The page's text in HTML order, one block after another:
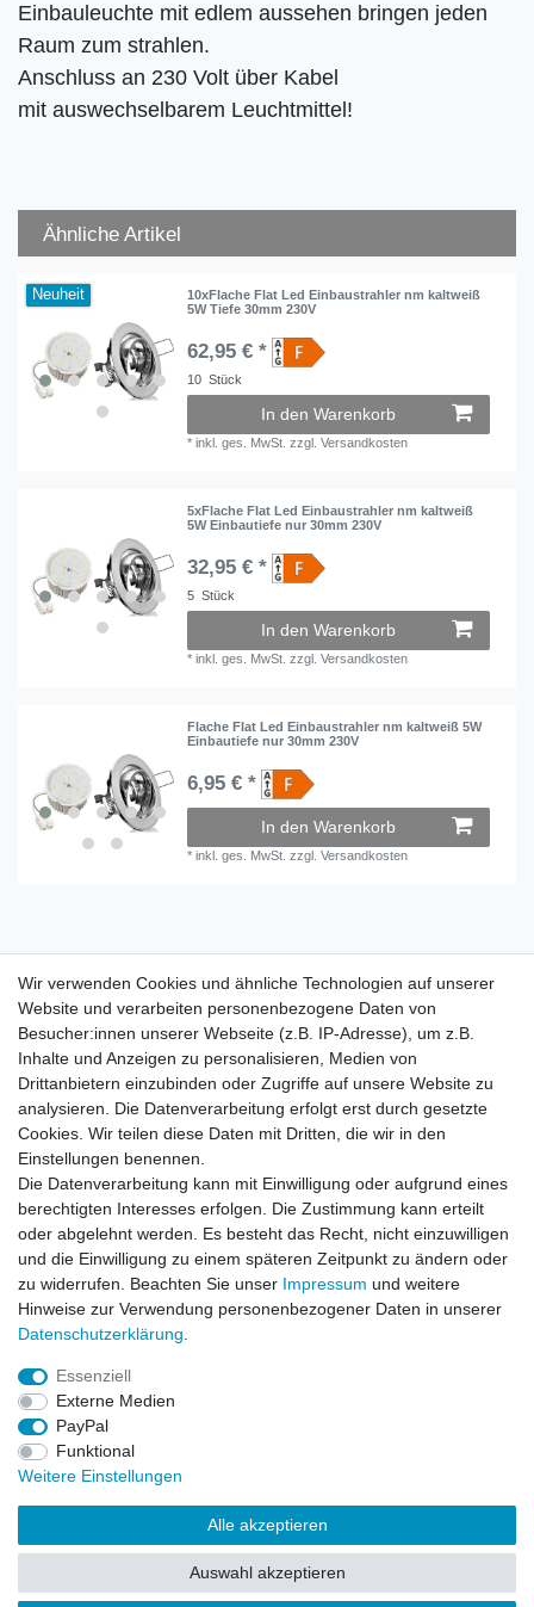
Einbauleuchte mit edlem aussehen bringen jeden
Raum zum strahlen.
Anschluss an 230 Volt über Kabel
mit auswechselbarem Leuchtmittel!
Ähnliche Artikel
Neuheit
10xFlache Flat Led Einbaustrahler nm kaltweiß
5W Tiefe 30mm 230V
62,95 € *
10 Stück
In den Warenkorb
*inkl. ges. MwSt. zzgl.Versandkosten
5xFlache Flat Led Einbaustrahler nm kaltweiß
5W Einbautiefe nur 30mm 230V
32,95 € *
5 Stück
In den Warenkorb
*inkl. ges. MwSt. zzgl.Versandkosten
Flache Flat Led Einbaustrahler nm kaltweiß 5W
Einbautiefe nur 30mm 230V
6,95 € *
In den Warenkorb
*inkl. ges. MwSt. zzgl.Versandkosten
Wir verwenden Cookies und ähnliche Technologien auf unserer
Website und verarbeiten personenbezogene Daten von
Besucher:innen unserer Webseite (z.B. IP-Adresse), um z.B.
Inhalte und Anzeigen zu personalisieren, Medien von
Drittanbietern einzubinden oder Zugriffe auf unsere Website zu
analysieren. Die Datenverarbeitung erfolgt erst durch gesetzte
Cookies. Wir teilen diese Daten mit Dritten, die wir in den
Einstellungen benennen.
Die Datenverarbeitung kann mit Einwilligung oder aufgrund eines
berechtigten Interesses erfolgen. Die Zustimmung kann erteilt
oder abgelehnt werden. Es besteht das Recht, nicht einzuwilligen
und die Einwilligung zu einem späteren Zeitpunkt zu ändern oder
zu widerrufen. Beachten Sie unser Impressum und weitere
Hinweise zur Verwendung personenbezogener Daten in unserer
Daten­schutz­erklärung
Essenziell
Externe Medien
PayPal
Funktional
Weitere Einstellungen
Alle akzeptieren
Alle ablehnen
Impressum Daten­schutz­erklärung AGB
Barrierefreiheitserklärung
Vertrag widerrufen Kontakt
Wir verwenden Cookies und ähnliche Technologien auf unserer
Website und verarbeiten personenbezogene Daten von
Besucher:innen unserer Webseite (z.B. IP-Adresse), um z.B.
Inhalte und Anzeigen zu personalisieren, Medien von
Drittanbietern einzubinden oder Zugriffe auf unsere Website zu
analysieren. Die Datenverarbeitung erfolgt erst durch gesetzte
Cookies. Wir teilen diese Daten mit Dritten, die wir in den
Einstellungen benennen.
Die Datenverarbeitung kann mit Einwilligung oder aufgrund eines
berechtigten Interesses erfolgen. Die Zustimmung kann erteilt
oder abgelehnt werden. Es besteht das Recht, nicht einzuwilligen
und die Einwilligung zu einem späteren Zeitpunkt zu ändern oder
zu widerrufen. Beachten Sie unser Impressum und weitere
Hinweise zur Verwendung personenbezogener Daten in unserer
Daten­schutz­erklärung
Essenziell
Externe Medien
PayPal
Funktional
Weitere Einstellungen
Alle akzeptieren
Auswahl akzeptieren
Impressum
Barrierefreiheitserklärung
© Copyright 2026 | Alle Rechte vorbehalten.